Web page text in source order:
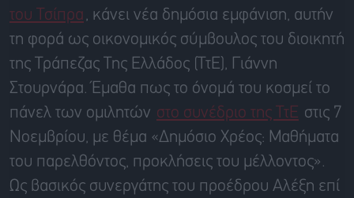
του Τσίπρα , κάνει νέα δημόσια εμφάνιση, αυτήν
τη φορά ως οικονομικός σύμβουλος του διοικητή
της Τράπεζας Της Ελλάδος (ΤτΕ), Γιάννη
Στουρνάρα. Έμαθα πως το όνομά του κοσμεί το
πάνελ των ομιλητών στο συνέδριο της ΤτΕ στις 7
Νοεμβρίου, με θέμα «Δημόσιο Χρέος: Μαθήματα
του παρελθόντος, προκλήσεις του μέλλοντος».
Ως βασικός συνεργάτης του προέδρου Αλέξη επί